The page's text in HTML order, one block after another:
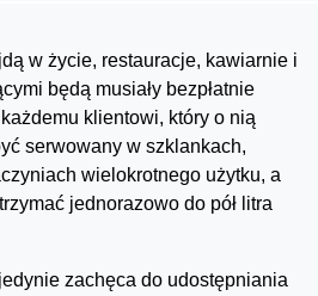
w życie, restauracje, kawiarnie i
będą musiały bezpłatnie
klientowi, który o nią
serwowany w szklankach,
wielokrotnego użytku, a
jednorazowo do pół litra
zachęca do udostępniania